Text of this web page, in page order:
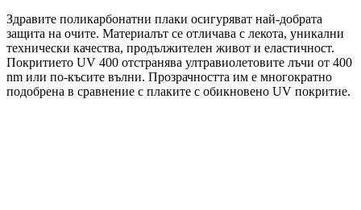
Здравите поликарбонатни плаки осигуряват най-добрата
защита на очите. Материалът се отличава с лекота, уникални
технически качества, продължителен живот и еластичност.
Покритието UV 400 отстранява ултравиолетовите лъчи от 400
nm или по-късите вълни. Прозрачността им е многократно
подобрена в сравнение с плаките с обикновено UV покритие.